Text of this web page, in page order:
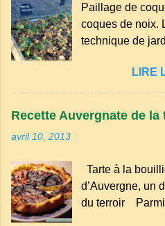
Par exemple,
comme
(âne, utilisé
Auvergne
Dôme . A
Paillage de
coques de noix.
technique de
organiques,
le protéger et
présente
des arrosages :
empêche la
freine la
Protection
LIRE
Recette Auvergnate de
avril 10, 2013
Tarte à la
d’Auvergne, un
du terroir Parmi